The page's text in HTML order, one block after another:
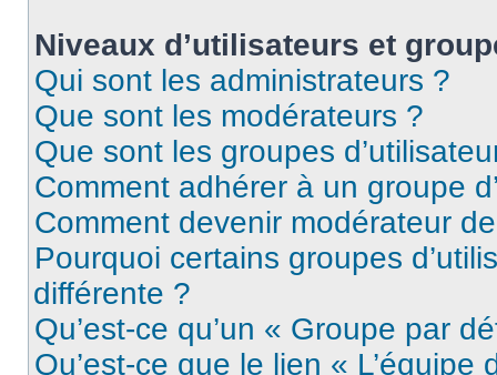
Niveaux d’utilisateurs et
Qui sont les administrateurs ?
Que sont les modérateurs ?
Que sont les groupes
Comment adhérer à un groupe
Comment devenir modérateur
Pourquoi certains groupes
différente ?
Qu’est-ce qu’un « Groupe par
Qu’est-ce que le lien « L’équipe